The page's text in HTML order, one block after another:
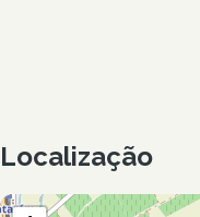
Localização